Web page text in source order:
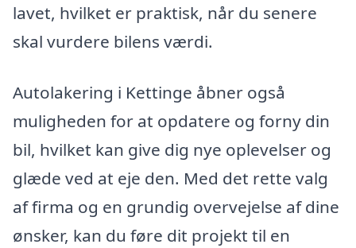
lavet, hvilket er praktisk, når du senere
skal vurdere bilens værdi.
Autolakering i Kettinge åbner også
muligheden for at opdatere og forny din
bil, hvilket kan give dig nye oplevelser og
glæde ved at eje den. Med det rette valg
af firma og en grundig overvejelse af dine
ønsker, kan du føre dit projekt til en